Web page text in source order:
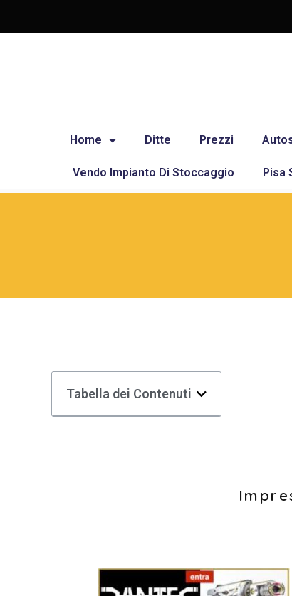
Home Ditte Prezzi
Vendo Impianto Di Stoccaggio Pisa
Tabella dei Contenuti